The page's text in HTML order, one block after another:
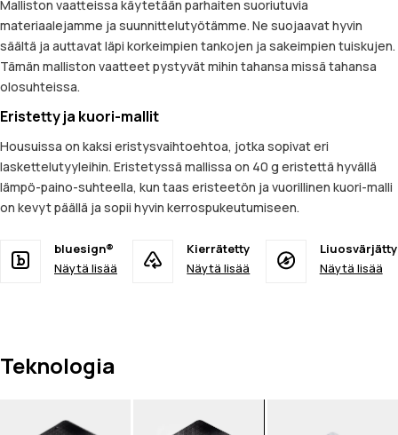
Malliston vaatteissa käytetään parhaiten suoriutuvia
materiaalejamme ja suunnittelutyötämme. Ne suojaavat hyvin
säältä ja auttavat läpi korkeimpien tankojen ja sakeimpien tuiskujen.
Tämän malliston vaatteet pystyvät mihin tahansa missä tahansa
olosuhteissa.
Eristetty ja kuori-mallit
Housuissa on kaksi eristysvaihtoehtoa, jotka sopivat eri
laskettelutyyleihin. Eristetyssä mallissa on 40 g eristettä hyvällä
lämpö-paino-suhteella, kun taas eristeetön ja vuorillinen kuori-malli
on kevyt päällä ja sopii hyvin kerrospukeutumiseen.
bluesign®
Näytä lisää
Kierrätetty
Näytä lisää
Liuosvärjätty
Näytä lisää
Teknologia